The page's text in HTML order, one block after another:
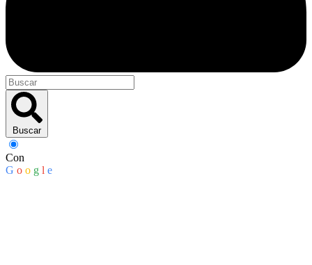
Buscar
Con
G o o g l e